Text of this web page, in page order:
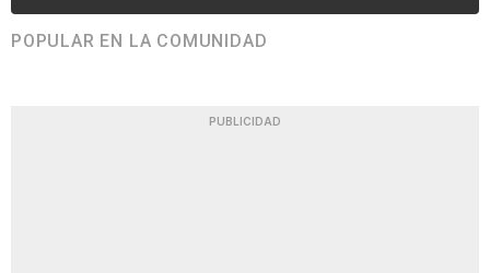
POPULAR EN LA COMUNIDAD
PUBLICIDAD